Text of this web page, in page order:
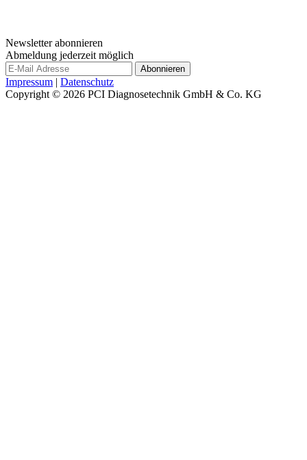
Newsletter abonnieren
Abmeldung jederzeit möglich
Impressum | Datenschutz
Copyright © 2026 PCI Diagnosetechnik GmbH & Co. KG